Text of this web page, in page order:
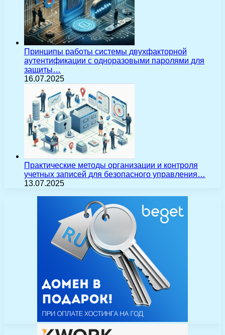
Принципы работы системы двухфакторной
аутентификации с одноразовыми паролями для
защиты…
16.07.2025
Практические методы организации и контроля
учетных записей для безопасного управления…
13.07.2025